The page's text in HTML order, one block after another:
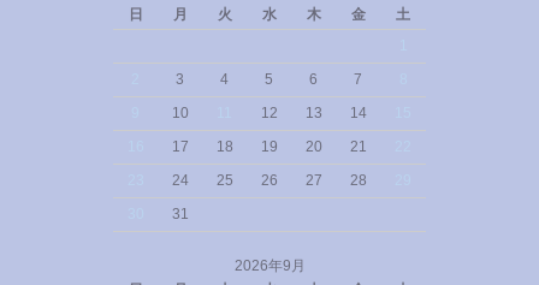
日
月 火 水 木 金
土
3 4 5 6 7
10 12 13 14
17 18 19 20 21
24 25 26 27 28
31
2026年9月